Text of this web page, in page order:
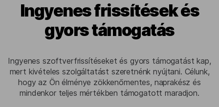
Ingyenes frissítések és
gyors támogatás
Ingyenes szoftverfrissítéseket és gyors támogatást kap,
mert kivételes szolgáltatást szeretnénk nyújtani. Célunk,
hogy az Ön élménye zökkenőmentes, naprakész és
mindenkor teljes mértékben támogatott maradjon.